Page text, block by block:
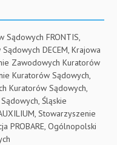
FRONTIS,
DECEM, Krajowa
Zawodowych Kuratorów
Kuratorów Sądowych,
Kuratorów Sądowych,
Śląskie
Stowarzyszenie
PROBARE, Ogólnopolski